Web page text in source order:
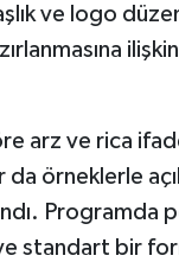
ve logo
arz ve rica
örneklerle
Programda
ve standart bir